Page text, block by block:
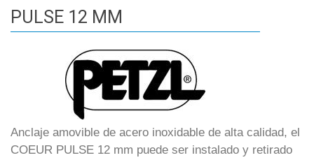
PULSE 12 MM
Anclaje amovible de acero inoxidable de alta calidad, el
COEUR PULSE 12 mm puede ser instalado y retirado